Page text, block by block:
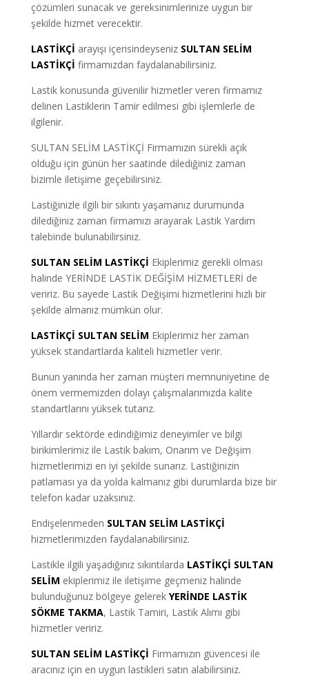
çözümleri sunacak ve gereksinimlerinize uygun bir
şekilde hizmet verecektir.
LASTİKÇİ arayışı içerisindeyseniz SULTAN SELİM
LASTİKÇİ firmamızdan faydalanabilirsiniz.
Lastik konusunda güvenilir hizmetler veren firmamız
delinen Lastiklerin Tamir edilmesi gibi işlemlerle de
ilgilenir.
SULTAN SELİM LASTİKÇİ Firmamızın sürekli açık
olduğu için günün her saatinde dilediğiniz zaman
bizimle iletişime geçebilirsiniz.
Lastiğinizle ilgili bir sıkıntı yaşamanız durumunda
dilediğiniz zaman firmamızı arayarak Lastik Yardım
talebinde bulunabilirsiniz.
SULTAN SELİM LASTİKÇİ Ekiplerimiz gerekli olması
halinde YERİNDE LASTİK DEĞİŞİM HİZMETLERİ de
veririz. Bu sayede Lastik Değişimi hizmetlerini hızlı bir
şekilde almanız mümkün olur.
LASTİKÇİ SULTAN SELİM Ekiplerimiz her zaman
yüksek standartlarda kaliteli hizmetler verir.
Bunun yanında her zaman müşteri memnuniyetine de
önem vermemizden dolayı çalışmalarımızda kalite
standartlarını yüksek tutarız.
Yıllardır sektörde edindiğimiz deneyimler ve bilgi
birikimlerimiz ile Lastik bakım, Onarım ve Değişim
hizmetlerimizi en iyi şekilde sunarız. Lastiğinizin
patlaması ya da yolda kalmanız gibi durumlarda bize bir
telefon kadar uzaksınız.
Endişelenmeden SULTAN SELİM LASTİKÇİ
hizmetlerimizden faydalanabilirsiniz.
Lastikle ilgili yaşadığınız sıkıntılarda LASTİKÇİ SULTAN
SELİM ekiplerimiz ile iletişime geçmeniz halinde
bulunduğunuz bölgeye gelerek YERİNDE LASTİK
SÖKME TAKMA, Lastik Tamiri, Lastik Alımı gibi
hizmetler veririz.
SULTAN SELİM LASTİKÇİ Firmamızın güvencesi ile
aracınız için en uygun lastikleri satın alabilirsiniz.